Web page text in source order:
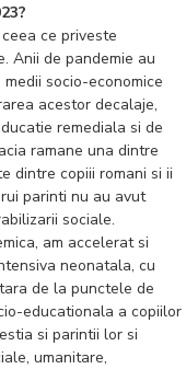
ce priveste
Anii de pandemie au
socio-economice
acestor decalaje,
remediala si de
ramane una dintre
dintre copiii romani si ii
parinti nu au avut
sociale.
am accelerat si
neonatala, cu
de la punctele de
educationala a copiilor
si parintii lor si
umanitare,